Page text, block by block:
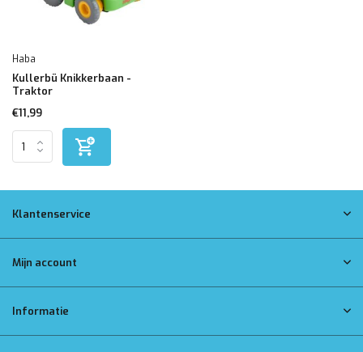
Haba
Kullerbü Knikkerbaan -
Traktor
€11,99
Klantenservice
Mijn account
Informatie